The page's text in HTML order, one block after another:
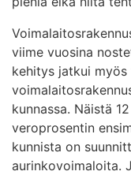
viime vuosina
kehitys jatkui
kunnassa. Näistä
veroprosentin
kunnista on
aurinkovoimaloita.